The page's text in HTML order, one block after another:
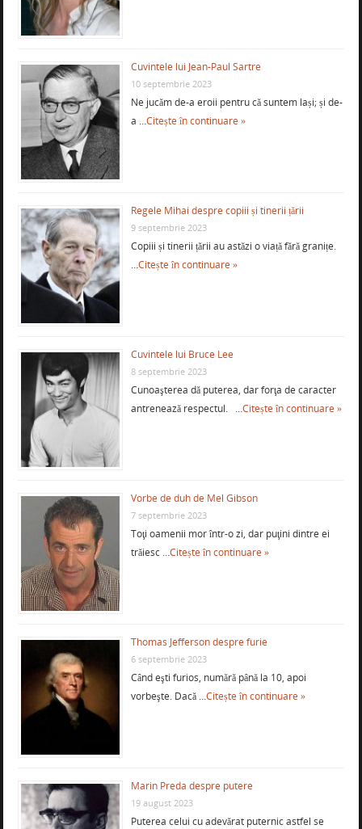
Cuvintele lui Jean-Paul Sartre
10 septembrie 2023
Ne jucăm de-a eroii pentru că suntem lași; și de-
a …Citește în continuare »
Regele Mihai despre copiii și tinerii țării
9 septembrie 2023
Copiii și tinerii țării au astăzi o viață fără granițe.
…Citește în continuare »
Cuvintele lui Bruce Lee
8 septembrie 2023
Cunoaşterea dă puterea, dar forţa de caracter
antrenează respectul. …Citește în continuare »
Vorbe de duh de Mel Gibson
7 septembrie 2023
Toţi oamenii mor într-o zi, dar puţini dintre ei
trăiesc …Citește în continuare »
Thomas Jefferson despre furie
6 septembrie 2023
Când eşti furios, numără până la 10, apoi
vorbeşte. Dacă …Citește în continuare »
Marin Preda despre putere
19 august 2023
Puterea celui cu adevărat puternic astfel se